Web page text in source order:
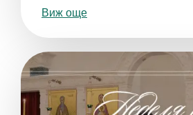
Виж още